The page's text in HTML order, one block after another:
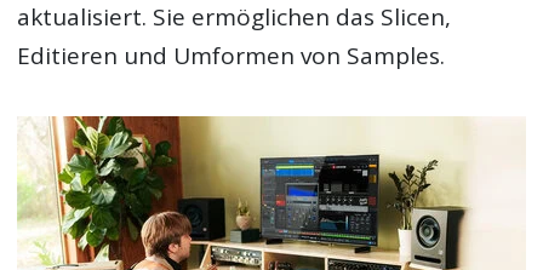
aktualisiert. Sie ermöglichen das Slicen,
Editieren und Umformen von Samples.